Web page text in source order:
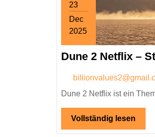
23
Dec
2025
December
23,
Dune 2 Netflix –
Dune 2 Netflix ist ein
Vollständig lesen
lesen